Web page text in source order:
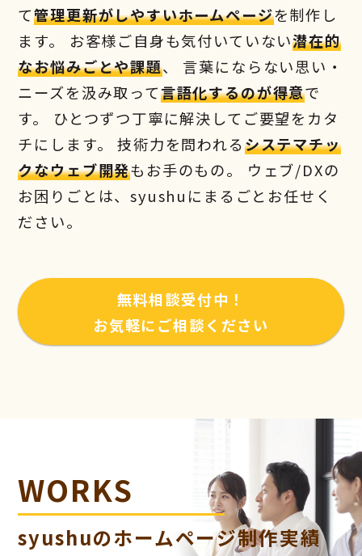
て管理更新がしやすいホームページを制作し
ます。
お客様ご自身も気付いていない潜在的
なお悩みごとや課題、
言葉にならない思い・
ニーズを汲み取って言語化するのが得意で
す。
ひとつずつ丁寧に解決してご要望をカタ
チにします。
技術力を問われるシステマチッ
クなウェブ開発もお手のもの。
ウェブ/DXの
お困りごとは、syushuにまるごとお任せく
ださい。
無料相談受付中！
お気軽にご相談ください
WORKS
syushuのホームページ制作実績